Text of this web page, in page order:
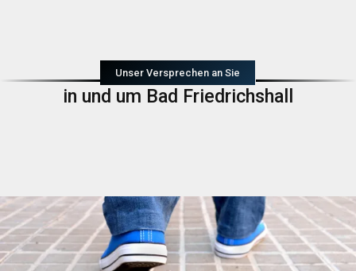
Unser Versprechen an Sie
in und um Bad Friedrichshall